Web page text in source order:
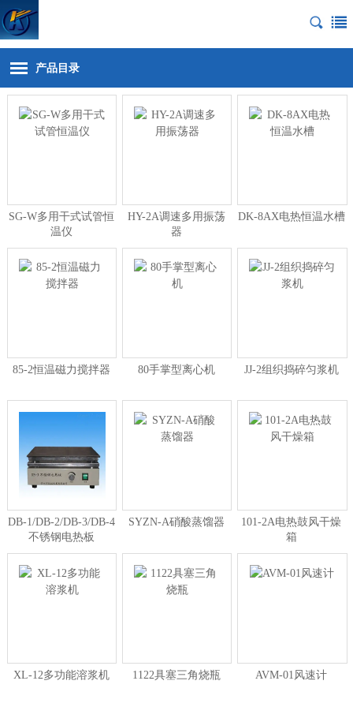
产品目录
SG-W多用干式试管恒
温仪
HY-2A调速多用振荡
器
DK-8AX电热恒温水槽
85-2恒温磁力搅拌器 80手掌型离心机 JJ-2组织捣碎匀浆机
DB-1/DB-2/DB-3/DB-4
不锈钢电热板
SYZN-A硝酸蒸馏器
101-2A电热鼓风干燥
箱
XL-12多功能溶浆机 1122具塞三角烧瓶 AVM-01风速计